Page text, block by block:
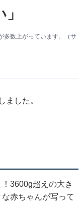
多数上がっています。（サ
ました。
3600g超えの大き
赤ちゃんが写って